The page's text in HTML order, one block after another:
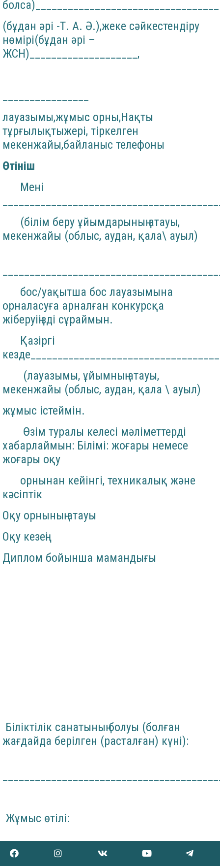
болса)__________________________________
(бұдан әрі -Т. А. Ә.),жеке сәйкестендіру
нөмірі(бұдан әрі –
ЖСН)____________________,
лауазымы,жұмыс орны,Нақты
тұрғылықтыжері, тіркелген
мекенжайы,байланыс телефоны
Өтініш
Мені
(білім беру ұйымдарының атауы,
мекенжайы (облыс, аудан, қала\ ауыл)
бос/уақытша бос лауазымына
орналасуға арналған конкурсқа
жіберуіңізді сұраймын.
Қазіргі
(лауазымы, ұйымның атауы,
мекенжайы (облыс, аудан, қала \ ауыл)
жұмыс істеймін.
Өзім туралы келесі мәліметтерді
хабарлаймын: Білімі: жоғары немесе
жоғары оқу
орнынан кейінгі, техникалық және
кәсіптік
Оқу орнының атауы
Оқу кезеңі
Диплом бойынша мамандығы
Біліктілік санатының болуы (болған
жағдайда берілген (расталған) күні):
Жұмыс өтілі:
Жалпы